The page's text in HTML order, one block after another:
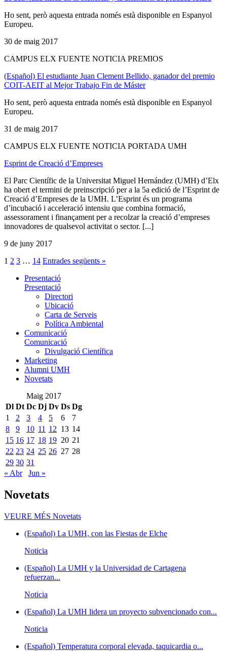
Ho sent, però aquesta entrada només està disponible en Espanyol
Europeu.
30 de maig 2017
CAMPUS ELX FUENTE NOTICIA PREMIOS
(Español) El estudiante Juan Clement Bellido, ganador del premio
COIT-AEIT al Mejor Trabajo Fin de Máster
Ho sent, però aquesta entrada només està disponible en Espanyol
Europeu.
31 de maig 2017
CAMPUS ELX FUENTE NOTICIA PORTADA UMH
Esprint de Creació d’Empreses
El Parc Científic de la Universitat Miguel Hernández (UMH) d’Elx
ha obert el termini de preinscripció per a la 5a edició de l’Esprint de
Creació d’Empreses de la UMH. L’Esprint és un programa
d’incubació i acceleració intensiu que combina formació,
assessorament i finançament per a recolzar la creació d’empreses
innovadores de qualsevol activitat o sector. [...]
9 de juny 2017
1 2 3 … 14 Entrades següents »
Presentació
Presentació
Directori
Ubicació
Carta de Serveis
Política Ambiental
Comunicació
Comunicació
Divulgació Científica
Marketing
Alumni UMH
Novetats
Maig 2017
Dl Dt Dc Dj Dv Ds Dg
1
2 3 4 5 6
7
8
9 10 11 12 13 14
15 16 17 18 19 20 21
22 23 24 25 26 27 28
29 30 31
« Abr
Jun »
Novetats
VEURE MÉS Novetats
(Español) La UMH, con las Fiestas de Elche
Noticia
(Español) La UMH y la Universidad de Cartagena
refuerzan...
Noticia
(Español) La UMH lidera un proyecto subvencionado con...
Noticia
(Español) Temperatura corporal elevada, taquicardia o...